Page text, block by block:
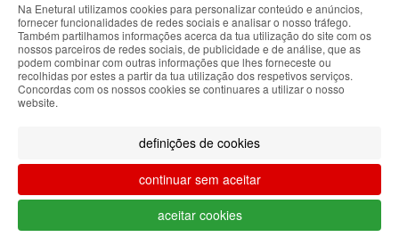
apresentadas são válidas até ao dia 11-
08-2026.
Designed & developed byBsolus
Filtrar por
ABOUT THE COOKIES
Enetural handles information about your visit using
cookies that improve the performance of the
website, facilitate sharing via social networks and
continuing to browse our site, you accept the use of
these cookies. For more information, see our
Privacy and Cookie Policy. You can configure your
preferences in Cookie settings.
Accepted
O teu carrinho está vazio.
Voltar à loja
Na Enetural utilizamos cookies para personalizar conteúdo e anúncios,
fornecer funcionalidades de redes sociais e analisar o nosso tráfego.
Também partilhamos informações acerca da tua utilização do site com os
nossos parceiros de redes sociais, de publicidade e de análise, que as
podem combinar com outras informações que lhes forneceste ou
recolhidas por estes a partir da tua utilização dos respetivos serviços.
Concordas com os nossos cookies se continuares a utilizar o nosso
website.
definições de cookies
continuar sem aceitar
aceitar cookies